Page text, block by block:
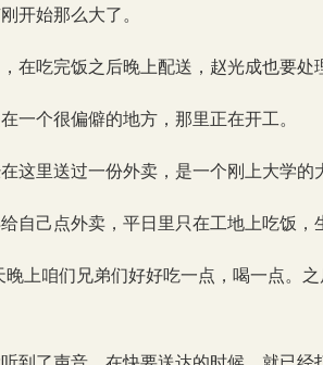
开始那么大了。
在吃完饭之后晚上配送，赵光成也要处
一个很偏僻的地方，那里正在开工。
这里送过一份外卖，是一个刚上大学的
自己点外卖，平日里只在工地上吃饭，
晚上咱们兄弟们好好吃一点，喝一点。